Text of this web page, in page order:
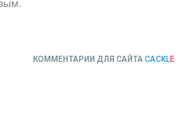
КОММЕНТАРИИ ДЛЯ САЙТА CACKLE